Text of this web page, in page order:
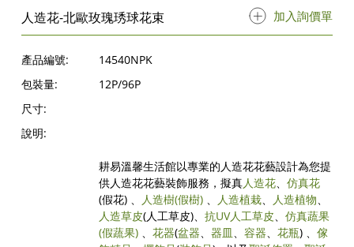
人造花-北歐玫瑰琇球花束 加入詢價單
產品編號:
14540NPK
包裝量:
12P/96P
尺寸:
說明:
耕易溫馨生活館以專業的人造花花藝設計為您提
供人造花花藝裝飾服務，擬真人造花、仿真花
(假花) 、 人造樹(假樹) 、 人造植栽、 人造植物、
人造草皮(人工草皮)、抗UV人工草皮、仿真蔬果
(假蔬果) 、花器(盆器、器皿、容器、花瓶) 、傢